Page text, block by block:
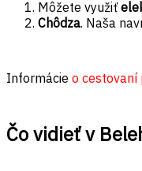
Môžete využiť
Chôdza. Naša
Informácie o cestovaní
Čo vidieť v